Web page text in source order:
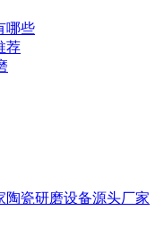
哪些
荐
陶瓷研磨设备源头厂家